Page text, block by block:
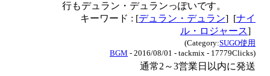
行もデュラン・デュランっぽいです。
キーワード : [デュラン・デュラン] [ナイ
ル・ロジャース]
(Category:SUGO使用
BGM - 2016/08/01 - tackmix - 17779Clicks)
通常2～3営業日以内に発送